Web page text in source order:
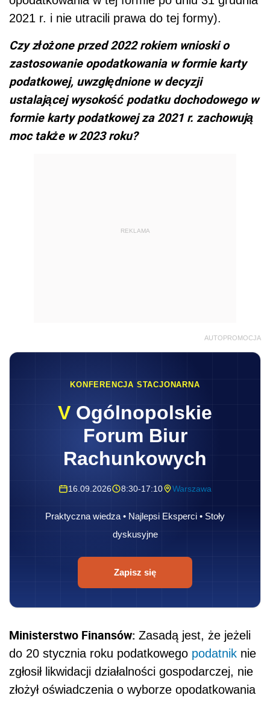
2021 r. i nie utracili prawa do tej formy).
Czy złożone przed 2022 rokiem wnioski o
zastosowanie opodatkowania w formie karty
podatkowej, uwzględnione w decyzji
ustalającej wysokość podatku dochodowego w
formie karty podatkowej za 2021 r. zachowują
moc także w 2023 roku?
REKLAMA
AUTOPROMOCJA
KONFERENCJA STACJONARNA
V Ogólnopolskie
Forum Biur
Rachunkowych
16.09.2026 8:30-17:10 Warszawa
Praktyczna wiedza • Najlepsi Eksperci • Stoły
dyskusyjne
Zapisz się
Ministerstwo Finansów: Zasadą jest, że jeżeli
do 20 stycznia roku podatkowego podatnik nie
zgłosił likwidacji działalności gospodarczej, nie
złożył oświadczenia o wyborze opodatkowania